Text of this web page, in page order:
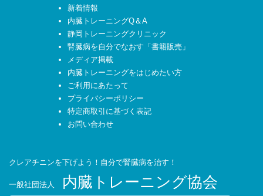
新着情報
内臓トレーニングQ＆A
静岡トレーニングクリニック
腎臓病を自分でなおす「書籍販売」
メディア掲載
内臓トレーニングをはじめたい方
ご利用にあたって
プライバシーポリシー
特定商取引に基づく表記
お問い合わせ
クレアチニンを下げよう！自分で腎臓病を治す！
一般社団法人 内臓トレーニング協会